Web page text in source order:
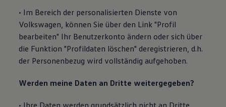
• Im Bereich der personalisierten Dienste von
Volkswagen, können Sie über den Link "Profil
bearbeiten" Ihr Benutzerkonto ändern oder sich über
die Funktion "Profildaten löschen" deregistrieren, d.h.
der Personenbezug wird vollständig aufgehoben.
Werden meine Daten an Dritte weitergegeben?
• Ihre Daten werden grundsätzlich nicht an Dritte